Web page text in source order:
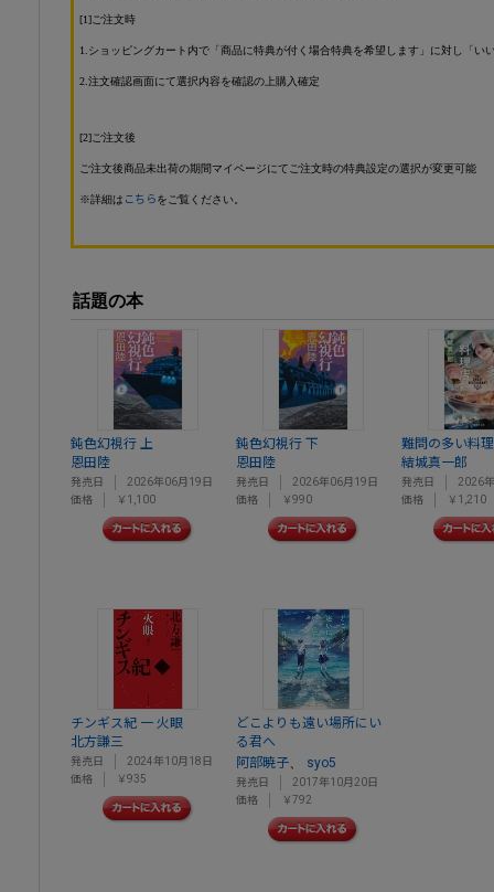
[1]ご注文時
1.ショッピングカート内で「商品に特典が付く場合特典を希望します」に対し「い
2.注文確認画面にて選択内容を確認の上購入確定
[2]ご注文後
ご注文後商品未出荷の期間マイページにてご注文時の特典設定の選択が変更可能
※詳細は こちらをご覧ください。
話題の本
鈍色幻視行 上
恩田陸
発売日
2026年06月19日
価格
￥1,100
鈍色幻視行 下
恩田陸
発売日
2026年06月19日
価格
￥990
難問の多い料
結城真一郎
発売日
2026
価格
￥1,210
チンギス紀 一 火眼
北方謙三
発売日
2024年10月18日
価格
￥935
どこよりも遠い場所にい
る君へ
阿部暁子
syo5
発売日
2017年10月20日
価格
￥792